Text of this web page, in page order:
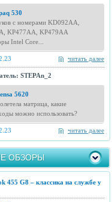
530
с номерами KD092AA,
KP477AA, KP479AA
Intel Core...
читать далее
STEPAn_2
5620
матрица, какие
можно использовать?
читать далее
ОБЗОРЫ
455 G8 – классика на службе у